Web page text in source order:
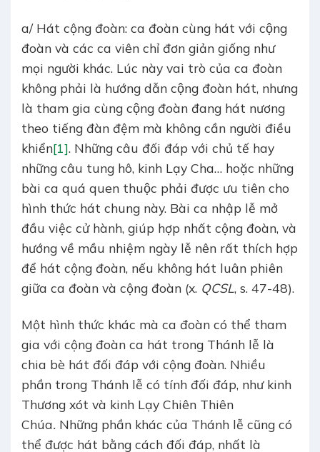
a/ Hát cộng đoàn: ca đoàn cùng hát với cộng
đoàn và các ca viên chỉ đơn giản giống như
mọi người khác. Lúc này vai trò của ca đoàn
không phải là hướng dẫn cộng đoàn hát, nhưng
là tham gia cùng cộng đoàn đang hát nương
theo tiếng đàn đệm mà không cần người điều
khiển[1]. Những câu đối đáp với chủ tế hay
những câu tung hô, kinh Lạy Cha… hoặc những
bài ca quá quen thuộc phải được ưu tiên cho
hình thức hát chung này. Bài ca nhập lễ mở
đầu việc cử hành, giúp hợp nhất cộng đoàn, và
hướng về mầu nhiệm ngày lễ nên rất thích hợp
để hát cộng đoàn, nếu không hát luân phiên
giữa ca đoàn và cộng đoàn (x. QCSL, s. 47-48).
Một hình thức khác mà ca đoàn có thể tham
gia với cộng đoàn ca hát trong Thánh lễ là
chia bè hát đối đáp với cộng đoàn. Nhiều
phần trong Thánh lễ có tính đối đáp, như kinh
Thương xót và kinh Lạy Chiên Thiên
Chúa. Những phần khác của Thánh lễ cũng có
thể được hát bằng cách đối đáp, nhất là